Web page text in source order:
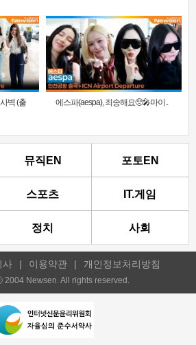
벽 (출
에스파(aespa), 죄송해요🥺🎤마이..
뮤직EN 포토EN
스포츠 IT.게임
정치 사회
사 | 이용약관 | 개인정보처리방침
Newsen. All rights reserved.